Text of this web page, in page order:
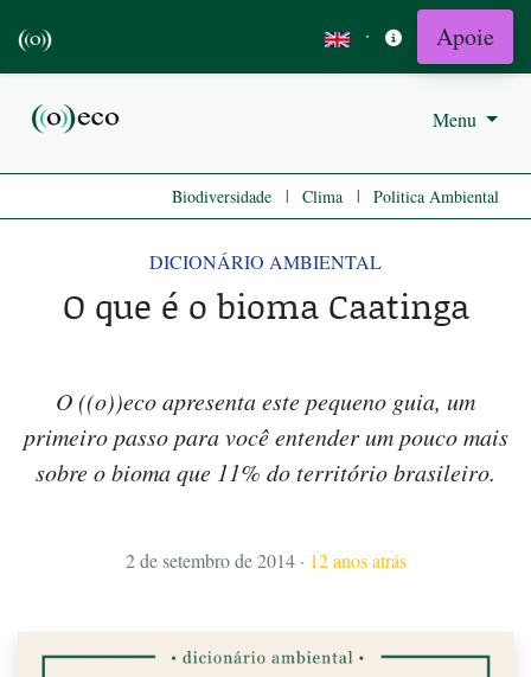
· Apoie
Menu
Biodiversidade | Clima | Politica Ambiental
DICIONÁRIO AMBIENTAL
O que é o bioma Caatinga
O ((o))eco apresenta este pequeno guia, um
primeiro passo para você entender um pouco mais
sobre o bioma que 11% do território brasileiro.
2 de setembro de 2014 · 12 anos atrás